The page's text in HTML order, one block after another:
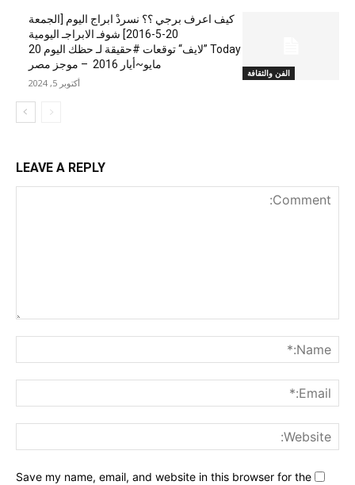
الفن والثقافة
كيف اعرف برجي ؟؟ نسردْ ابراج اليوم [الجمعة
20-5-2016] شوفـ الابراجـ اليومية
Today ”لايف“ توقعات #حقيقة لـ حظك اليوم 20
مايو~أيار 2016 – موجز مصر
أكتوبر 5, 2024
LEAVE A REPLY
Save my name, email, and website in this browser for the